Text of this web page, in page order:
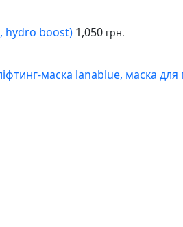
hydro boost) 1,050 грн.
маска lanablue, маска для